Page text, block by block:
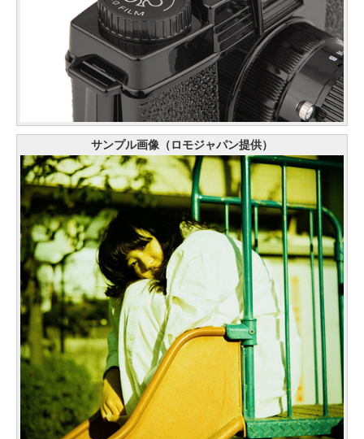
サンプル画像（ロモジャパン提供）